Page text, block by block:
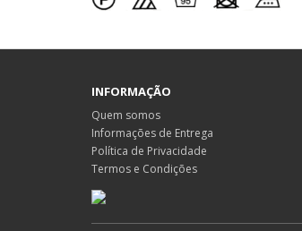
INFORMAÇÃO
Quem somos
Informações de Entrega
Política de Privacidade
Termos e Condições